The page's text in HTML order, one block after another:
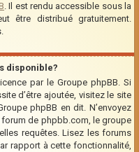
. Il est rendu accessible sous la
être distribué gratuitement.
disponible?
par le Groupe phpBB. Si
d’être ajoutée, visitez le site
phpBB en dit. N’envoyez
de phpbb.com, le groupe
requêtes. Lisez les forums
rapport à cette fonctionnalité,